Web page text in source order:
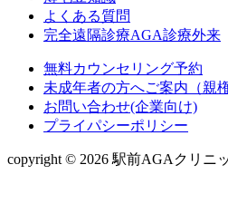
よくある質問
完全遠隔診療AGA診療外来
無料カウンセリング予約
未成年者の方へご案内（親
お問い合わせ(企業向け)
プライパシーポリシー
copyright © 2026 駅前AGAクリニ